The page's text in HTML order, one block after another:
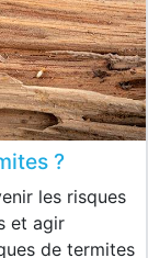
?
les risques
et agir
de termites